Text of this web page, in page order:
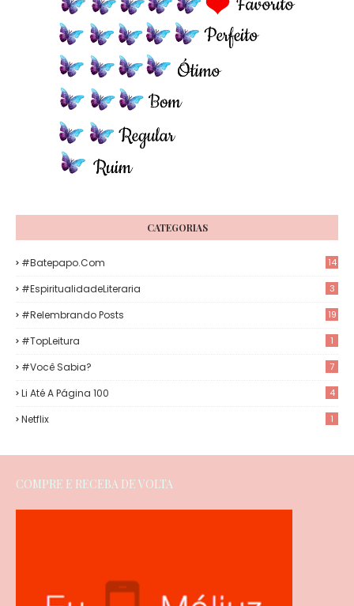
CATEGORIAS
#Batepapo.com 14
#EspiritualidadeLiteraria 3
#Relembrando Posts 19
#TopLeitura 1
#Você Sabia? 7
Li Até A Página 100 4
Netflix 1
COMPRE E RECEBA DE VOLTA